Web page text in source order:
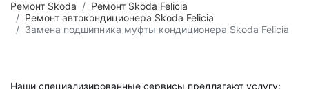
Ремонт Skoda
Ремонт Skoda Felicia
Ремонт автокондиционера Skoda Felicia
Замена подшипника муфты кондиционера Skoda Felicia
Наши специализированные сервисы предлагают услугу: